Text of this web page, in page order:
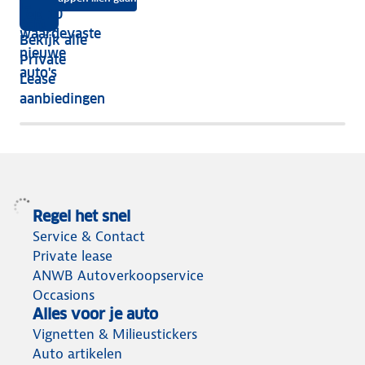
Bekijk alle
Private
Lease
aanbiedingen
écht
vijf
jaar
nog
het
meeste
Top 10
waardevaste
nieuwe
auto's
Regel het snel
Service & Contact
Private lease
ANWB Autoverkoopservice
Occasions
Alles voor je auto
Vignetten & Milieustickers
Auto artikelen